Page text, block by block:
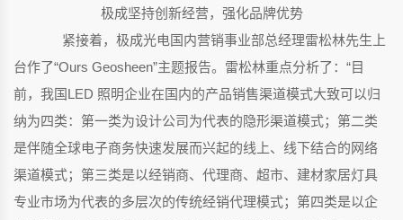
极成坚持创新经营，强化品牌优势
紧接着，极成光电国内营销事业部总经理雷松林先生上
台作了“Ours Geosheen”主题报告。雷松林重点分析了：“目
前，我国LED 照明企业在国内的产品销售渠道模式大致可以归
纳为四类：第一类为设计公司为代表的隐形渠道模式；第二类
是伴随全球电子商务快速发展而兴起的线上、线下结合的网络
渠道模式；第三类是以经销商、代理商、超市、建材家居灯具
专业市场为代表的多层次的传统经销代理模式；第四类是以企